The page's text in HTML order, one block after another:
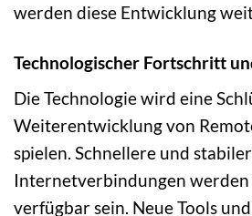
werden diese Entwicklung
Technologischer Fortschritt
Die Technologie wird eine
Weiterentwicklung von
spielen. Schnellere und
Internetverbindungen
verfügbar sein. Neue Tools